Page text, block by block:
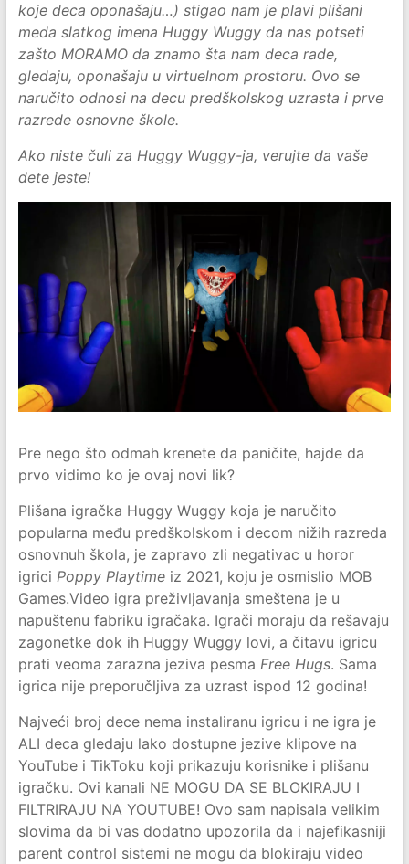
koje deca oponašaju…) stigao nam je plavi plišani
meda slatkog imena Huggy Wuggy da nas potseti
zašto MORAMO da znamo šta nam deca rade,
gledaju, oponašaju u virtuelnom prostoru. Ovo se
naručito odnosi na decu predškolskog uzrasta i prve
razrede osnovne škole.
Ako niste čuli za Huggy Wuggy-ja, verujte da vaše
dete jeste!
Pre nego što odmah krenete da paničite, hajde da
prvo vidimo ko je ovaj novi lik?
Plišana igračka Huggy Wuggy koja je naručito
popularna među predškolskom i decom nižih razreda
osnovnuh škola, je zapravo zli negativac u horor
igrici Poppy Playtimeiz 2021, koju je osmislio MOB
Games.Video igra preživljavanja smeštena je u
napuštenu fabriku igračaka. Igrači moraju da rešavaju
zagonetke dok ih Huggy Wuggy lovi, a čitavu igricu
prati veoma zarazna jeziva pesma Free Hugs. Sama
igrica nije preporučljiva za uzrast ispod 12 godina!
Najveći broj dece nema instaliranu igricu i ne igra je
ALI deca gledaju lako dostupne jezive klipove na
YouTube i TikToku koji prikazuju korisnike i plišanu
igračku. Ovi kanali NE MOGU DA SE BLOKIRAJU I
FILTRIRAJU NA YOUTUBE! Ovo sam napisala velikim
slovima da bi vas dodatno upozorila da i najefikasniji
parent control sistemi ne mogu da blokiraju video